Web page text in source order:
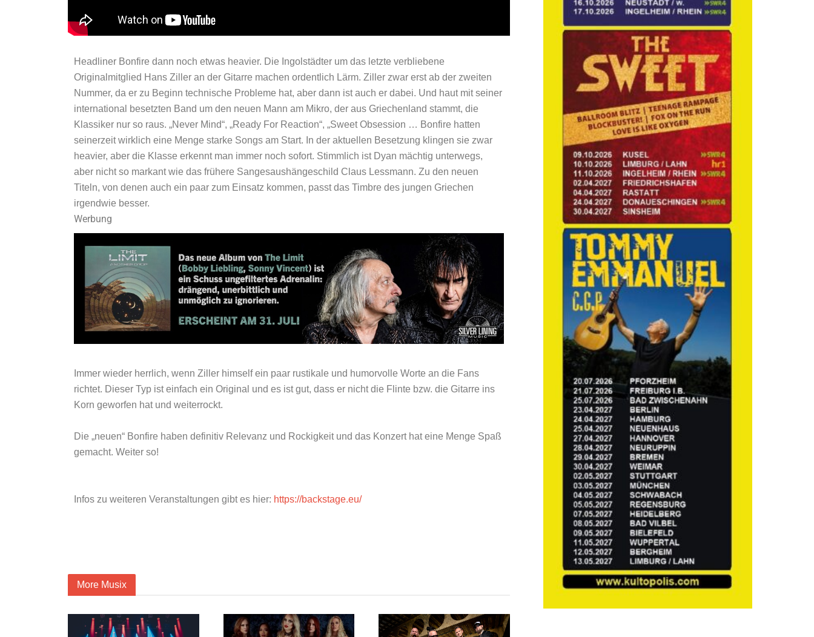
Headliner Bonfire dann noch etwas heavier. Die Ingolstädter um das letzte verbliebene
Originalmitglied Hans Ziller an der Gitarre machen ordentlich Lärm. Ziller zwar erst ab der zweiten
Nummer, da er zu Beginn technische Probleme hat, aber dann ist auch er dabei. Und haut mit seiner
international besetzten Band um den neuen Mann am Mikro, der aus Griechenland stammt, die
Klassiker nur so raus. „Never Mind“, „Ready For Reaction“, „Sweet Obsession … Bonfire hatten
seinerzeit wirklich eine Menge starke Songs am Start. In der aktuellen Besetzung klingen sie zwar
heavier, aber die Klasse erkennt man immer noch sofort. Stimmlich ist Dyan mächtig unterwegs,
aber nicht so markant wie das frühere Sangesaushängeschild Claus Lessmann. Zu den neuen
Titeln, von denen auch ein paar zum Einsatz kommen, passt das Timbre des jungen Griechen
irgendwie besser.
Werbung
Immer wieder herrlich, wenn Ziller himself ein paar rustikale und humorvolle Worte an die Fans
richtet. Dieser Typ ist einfach ein Original und es ist gut, dass er nicht die Flinte bzw. die Gitarre ins
Korn geworfen hat und weiterrockt.
Die „neuen“ Bonfire haben definitiv Relevanz und Rockigkeit und das Konzert hat eine Menge Spaß
gemacht. Weiter so!
Infos zu weiteren Veranstaltungen gibt es hier: https://backstage.eu/
More Musix